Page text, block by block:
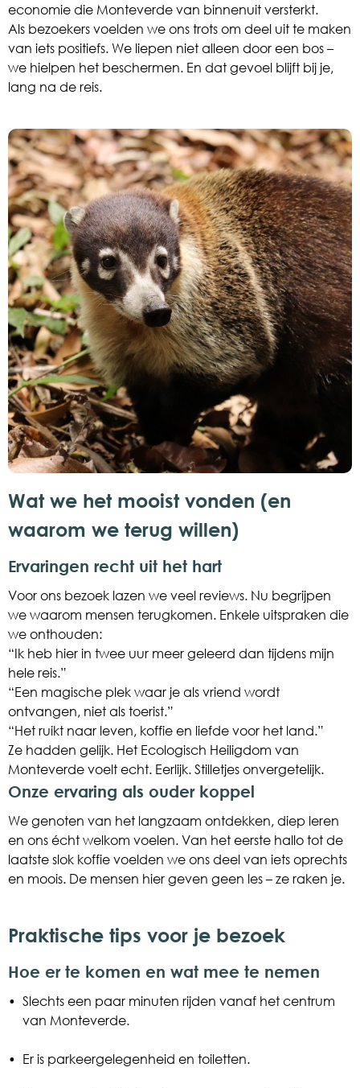
economie die Monteverde van binnenuit versterkt.
Als bezoekers voelden we ons trots om deel uit te maken
van iets positiefs. We liepen niet alleen door een bos –
we hielpen het beschermen. En dat gevoel blijft bij je,
lang na de reis.
Wat we het mooist vonden (en
waarom we terug willen)
Ervaringen recht uit het hart
Voor ons bezoek lazen we veel reviews. Nu begrijpen
we waarom mensen terugkomen. Enkele uitspraken die
we onthouden:
“Ik heb hier in twee uur meer geleerd dan tijdens mijn
hele reis.”
“Een magische plek waar je als vriend wordt
ontvangen, niet als toerist.”
“Het ruikt naar leven, koffie en liefde voor het land.”
Ze hadden gelijk. Het Ecologisch Heiligdom van
Monteverde voelt echt. Eerlijk. Stilletjes onvergetelijk.
Onze ervaring als ouder koppel
We genoten van het langzaam ontdekken, diep leren
en ons écht welkom voelen. Van het eerste hallo tot de
laatste slok koffie voelden we ons deel van iets oprechts
en moois. De mensen hier geven geen les – ze raken je.
Praktische tips voor je bezoek
Hoe er te komen en wat mee te nemen
• Slechts een paar minuten rijden vanaf het centrum
van Monteverde.
• Er is parkeergelegenheid en toiletten.